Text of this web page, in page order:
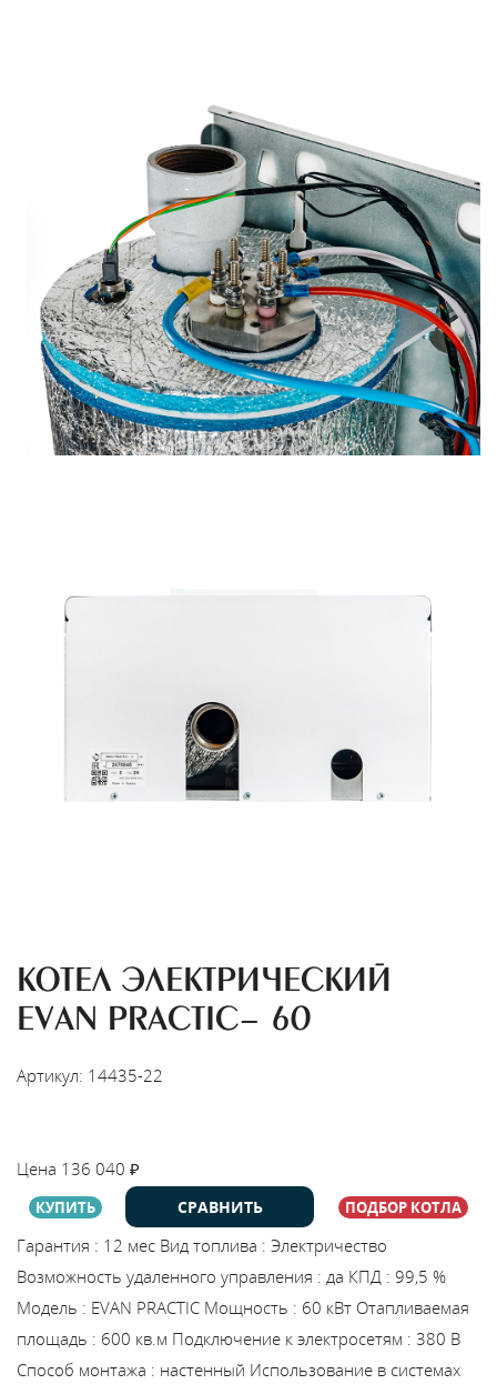
КОТЕЛ ЭЛЕКТРИЧЕСКИЙ
EVAN PRACTIC- 60
Артикул: 14435-22
Цена 136 040 ₽
КУПИТЬ СРАВНИТЬ ПОДБОР КОТЛА
Гарантия : 12 мес Вид топлива : Электричество
Возможность удаленного управления : да КПД : 99,5 %
Модель : EVAN PRACTIC Мощность : 60 кВт Отапливаемая
площадь : 600 кв.м Подключение к электросетям : 380 В
Способ монтажа : настенный Использование в системах